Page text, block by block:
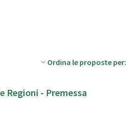
Ordina le proposte per:
Regioni - Premessa